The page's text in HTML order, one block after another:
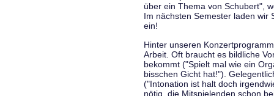
über ein Thema von Schubert",
Im nächsten Semester laden wir
ein!
Hinter unseren
Arbeit. Oft braucht es bildliche
bekommt ("Spielt mal wie ein
bisschen Gicht hat!").
("Intonation ist halt doch
nötig, die Mitspielenden schon